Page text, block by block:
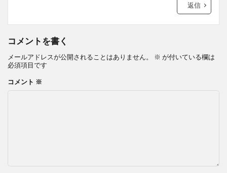
返信
コメントを書く
メールアドレスが公開されることはありません。 ※ が付いている欄は
必須項目です
コメント ※